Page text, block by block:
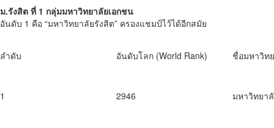
ม.รังสิต ที่ 1 กลุ่มมหาวิทยาลัยเอกชน
อันดับ 1 คือ “มหาวิทยาลัยรังสิต” ครองแชมป์ไว้ได้อีกสมัย
ลำดับ อันดับโลก (World Rank) ชื่อมหาวิท
1 2946 มหาวิทยา